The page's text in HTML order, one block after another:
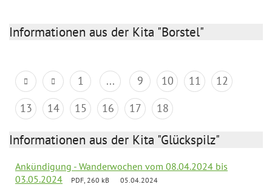
Informationen aus der Kita "Borstel"
1 ... 9 10 11
12
13
14 15 16 17 18
Informationen aus der Kita "Glückspilz"
Ankündigung - Wanderwochen vom 08.04.2024 bis
03.05.2024
PDF, 260 kB 05.04.2024